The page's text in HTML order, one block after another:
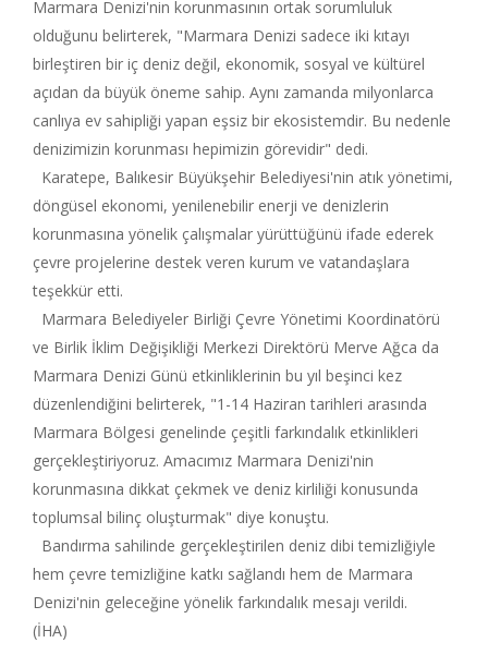
Marmara Denizi'nin korunmasının ortak sorumluluk
olduğunu belirterek, "Marmara Denizi sadece iki kıtayı
birleştiren bir iç deniz değil, ekonomik, sosyal ve kültürel
açıdan da büyük öneme sahip. Aynı zamanda milyonlarca
canlıya ev sahipliği yapan eşsiz bir ekosistemdir. Bu nedenle
denizimizin korunması hepimizin görevidir" dedi.
Karatepe, Balıkesir Büyükşehir Belediyesi'nin atık yönetimi,
döngüsel ekonomi, yenilenebilir enerji ve denizlerin
korunmasına yönelik çalışmalar yürüttüğünü ifade ederek
çevre projelerine destek veren kurum ve vatandaşlara
teşekkür etti.
Marmara Belediyeler Birliği Çevre Yönetimi Koordinatörü
ve Birlik İklim Değişikliği Merkezi Direktörü Merve Ağca da
Marmara Denizi Günü etkinliklerinin bu yıl beşinci kez
düzenlendiğini belirterek, "1-14 Haziran tarihleri arasında
Marmara Bölgesi genelinde çeşitli farkındalık etkinlikleri
gerçekleştiriyoruz. Amacımız Marmara Denizi'nin
korunmasına dikkat çekmek ve deniz kirliliği konusunda
toplumsal bilinç oluşturmak" diye konuştu.
Bandırma sahilinde gerçekleştirilen deniz dibi temizliğiyle
hem çevre temizliğine katkı sağlandı hem de Marmara
Denizi'nin geleceğine yönelik farkındalık mesajı verildi.
(İHA)